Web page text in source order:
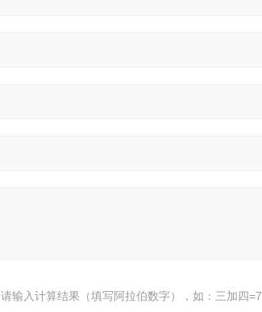
请输入计算结果（填写阿拉伯数字），如：三加四=7